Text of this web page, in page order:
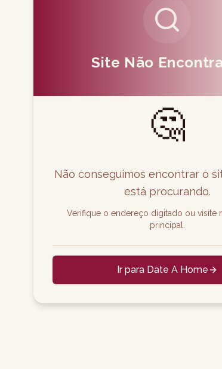
Site Não
🤔
Não conseguimos encontrar o
está procurando.
Verifique o endereço digitado ou visite
principal.
Ir para Date A Home